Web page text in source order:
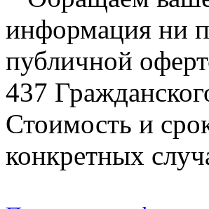
информация ни
публичной
437
Стоимость и
конкретных